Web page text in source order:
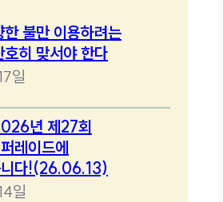
한 불만 이용하려는
호히 맞서야 한다
일
년 제27회
레이드에
니다!(26.06.13)
일